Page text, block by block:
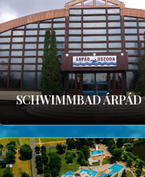
SCHWIMMBAD ÁRPÁD